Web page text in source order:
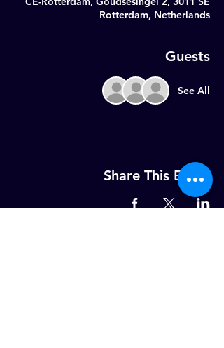
Rotterdam, Netherlands
Guests
See All
Share This Event